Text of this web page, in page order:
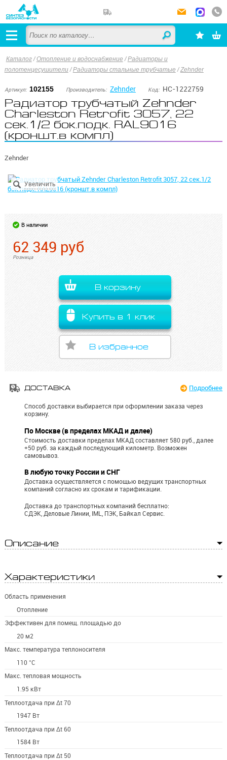
Каталог/Отопление и водоснабжение /Радиаторы и
полотенцесушители /Радиаторы стальные трубчатые /Zehnder
Артикул: 102155 Производитель: Zehnder Код: НС-1222759
Радиатор трубчатый Zehnder
Charleston Retrofit 3057, 22
сек.1/2 бок.подк. RAL9016
(кроншт.в компл)
Zehnder
В наличии
62 349 руб
Розница
В корзину
Купить в 1 клик
В избранное
ДОСТАВКА Подробнее
Способ доставки выбирается при оформлении заказа через
корзину.
По Москве (в пределах МКАД и далее)
Стоимость доставки пределах МКАД составляет 580 руб., далее
+50 руб. за каждый последующий километр. Возможен
самовывоз.
В любую точку России и СНГ
Доставка осуществляется с помощью ведущих транспортных
компаний согласно их срокам и тарификации.
Доставка до транспортных компаний бесплатно:
СДЭК, Деловые Линии, IML, ПЭК, Байкал Сервис.
Описание
Характеристики
Область применения
Отопление
Эффективен для помещ. площадью до
20 м2
Макс. температура теплоносителя
110 °С
Макс. тепловая мощность
1.95 кВт
Теплоотдача при Δt 70
1947 Вт
Теплоотдача при Δt 60
1584 Вт
Теплоотдача при Δt 50